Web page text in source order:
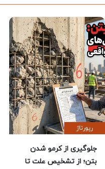
رپورتاژ
جلوگیری از کرمو شدن
بتن؛ از تشخیص علت تا